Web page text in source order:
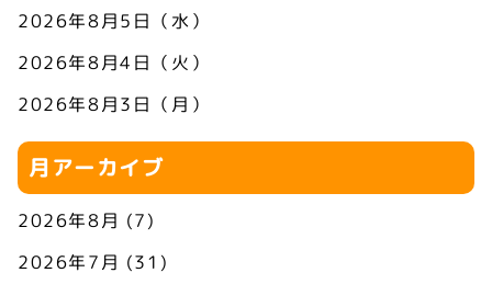
2026年8月5日（水）
2026年8月4日（火）
2026年8月3日（月）
月アーカイブ
2026年8月 (7)
2026年7月 (31)